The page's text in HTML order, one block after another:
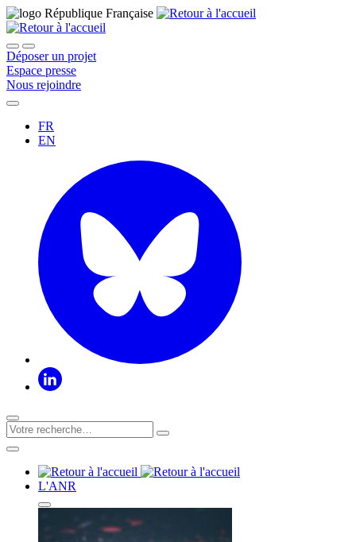
Déposer un projet
Espace presse
Nous rejoindre
FR
EN
L'ANR